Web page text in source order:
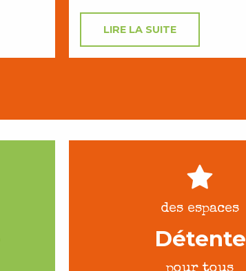
LIRE LA SUITE
des espaces
Détente